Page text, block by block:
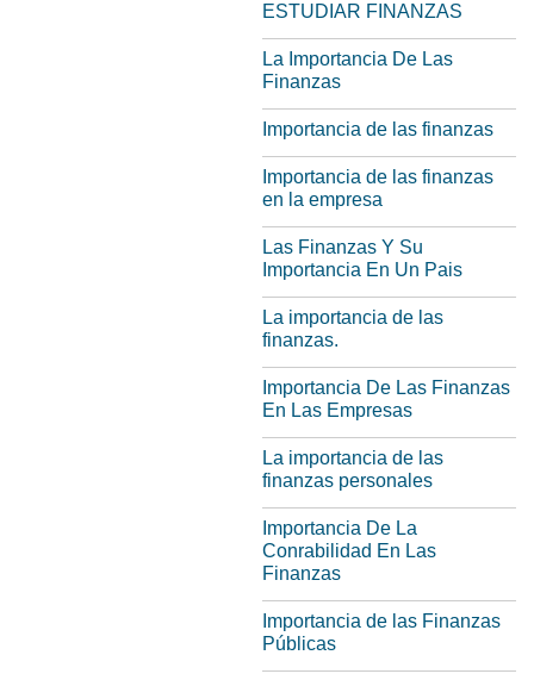
ESTUDIAR FINANZAS
La Importancia De Las
Finanzas
Importancia de las finanzas
Importancia de las finanzas
en la empresa
Las Finanzas Y Su
Importancia En Un Pais
La importancia de las
finanzas.
Importancia De Las Finanzas
En Las Empresas
La importancia de las
finanzas personales
Importancia De La
Conrabilidad En Las
Finanzas
Importancia de las Finanzas
Públicas